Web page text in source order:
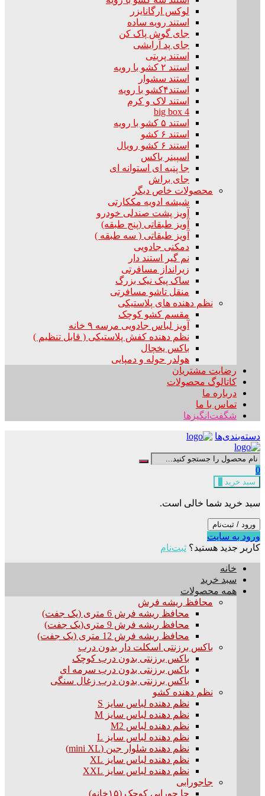
لوکس ارگانایزر
استند رویه ساده
جای گوش پاک کن
جای پد آرایشی
استند پریتی
استند ۲ کشو با رویه
استند سشوار
استند۴کشو با رویه
استند لاک و کرم
big box 4
استند ۵ کشو با رویه
استند ۶ کشو
استند ۶ کشو رویال
اسپینر باکس
جا پنبه ای استوانه ای
جای براش
محصولات خاص دیگر
شیشه ادویه مککارتی
آویز پشت صندلی خودرو
آویز طبقاتی (پنج طبقه)
آویز طبقاتی ( سه طبقه )
دمکنی جادویی
نم گیر استند دار
زیرانداز مسافرتی
ساک پیک نیک بزرگ
منقل تاشو مسافرتی
نظم دهنده های پلاستیکی
مقسم کشو کوچک
آویز لباس جادویی مرسه ۹ خانه
نظم دهنده کفش پلاستیکی ( قابل تنظیم )
باکس یخچال
هولدر حوله و دمپایی
رضایت مشتریان
کاتالوگ محصولات
درباره ما
تماس با ما
شگفت‌انگیزها
دسته‌بندی‌ها
0
سبد خرید
سبد خرید شما خالی است.
ورود / ثبت‌نام
ورود به سایت
کاربر جدید هستید؟ ثبت‌نام
خانه
سبد خرید
همه محصولات
محافظ ریشه فرش
محافظ ریشه فرش 6 متری (یک جفت)
محافظ ریشه فرش 9 متری(یک جفت)
محافظ ریشه فرش 12 متری (یک جفت)
باکس برزنتی اسکلت دار بدون درب
باکس برزنتی بدون درب کوچک
باکس برزنتی بدون درب سرمه ای
باکس برزنتی بدون درب زغال سنگی
نظم دهنده کشو
نظم دهنده لباس سایز S
نظم دهنده لباس سایز M
نظم دهنده لباس M2
نظم دهنده لباس سایز L
نظم دهنده شلوار جین (mini XL)
نظم دهنده لباس سایز XL
نظم دهنده لباس سایز XXL
جاجورابی
جا جورابی کوچک (۱۵خانه)